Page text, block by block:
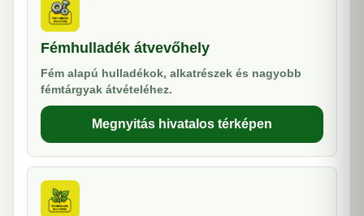
Fémhulladék átvevőhely
Fém alapú hulladékok, alkatrészek és nagyobb
fémtárgyak átvételéhez.
Megnyitás hivatalos térképen